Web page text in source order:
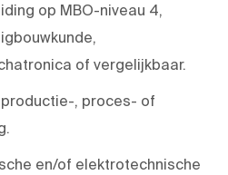
op MBO-niveau 4,
of vergelijkbaar.
productie-, proces- of
en/of elektrotechnische